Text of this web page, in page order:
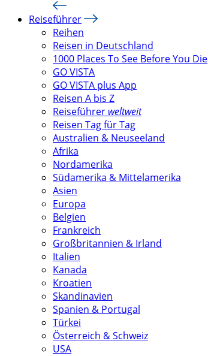
Reiseführer
Reihen
Reisen in Deutschland
1000 Places To See Before You Die
GO VISTA
GO VISTA plus App
Reisen A bis Z
Reiseführer weltweit
Reisen Tag für Tag
Australien & Neuseeland
Afrika
Nordamerika
Südamerika & Mittelamerika
Asien
Europa
Belgien
Frankreich
Großbritannien & Irland
Italien
Kanada
Kroatien
Skandinavien
Spanien & Portugal
Türkei
Österreich & Schweiz
USA